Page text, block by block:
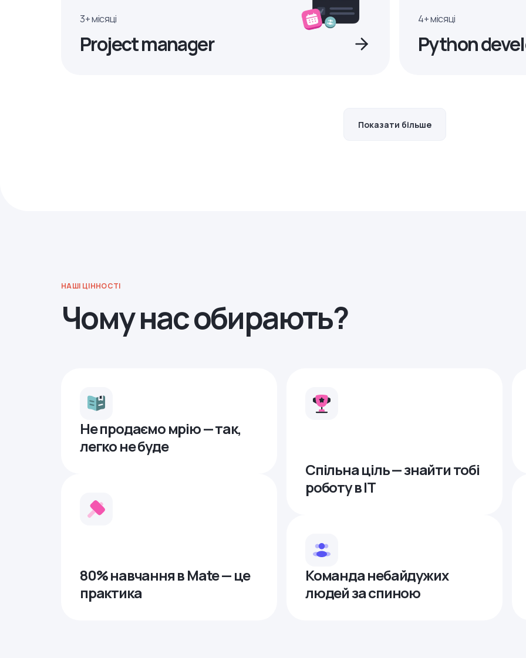
3+ місяці
Project manager
4+ місяці
Python
Показати більше
НАШІ ЦІННОСТІ
Чому нас обирають?
Не продаємо мрію — так,
легко не буде
80% навчання в Mate — це
практика
Спільна ціль — знайти тобі
роботу в ІТ
Команда небайдужих
людей за спиною